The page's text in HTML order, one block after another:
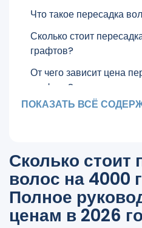
Что такое пересадка
Сколько стоит
графтов?
От чего зависит цена
графтов?
Какую площадь можно
графтов в Cosmedica?
FUE или DHI: что
Почему пациенты
Cosmedica?
ПОКАЗАТЬ ВСЁ
Сколько стоит
волос на 4000
Полное
ценам в 2026